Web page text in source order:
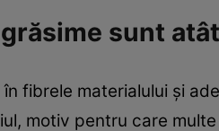
sunt
fibrele materialului și
motiv pentru care